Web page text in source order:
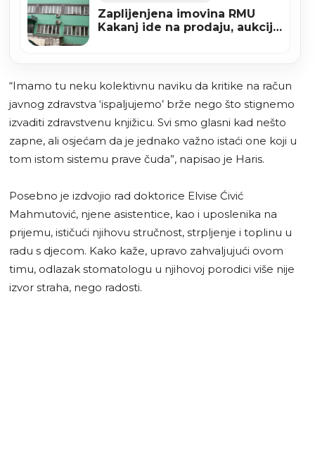
Zaplijenjena imovina RMU
Kakanj ide na prodaju, aukcija
“Imamo tu neku kolektivnu naviku da kritike na račun
javnog zdravstva ‘ispaljujemo’ brže nego što stignemo
izvaditi zdravstvenu knjižicu. Svi smo glasni kad nešto
zapne, ali osjećam da je jednako važno istaći one koji u
tom istom sistemu prave čuda”, napisao je Haris.
Posebno je izdvojio rad doktorice Elvisе Ćivić
Mahmutović, njene asistentice, kao i uposlenika na
prijemu, ističući njihovu stručnost, strpljenje i toplinu u
radu s djecom. Kako kaže, upravo zahvaljujući ovom
timu, odlazak stomatologu u njihovoj porodici više nije
izvor straha, nego radosti.